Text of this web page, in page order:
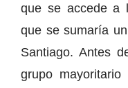
que se accede a
que se sumaría
Santiago. Antes
grupo